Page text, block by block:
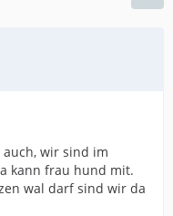
wir sind im
kann frau hund mit.
wal darf sind wir da